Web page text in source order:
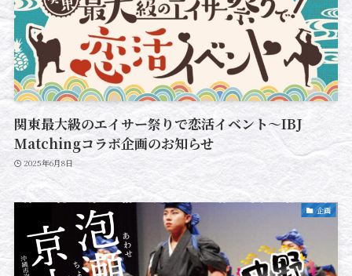
関東最大級のエイサー祭りで恋活イベント～IBJ
Matchingコラボ企画のお知らせ
2025年6月8日
企画